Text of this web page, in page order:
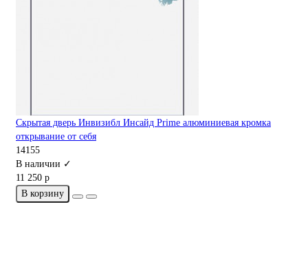
Скрытая дверь Инвизибл Инсайд Prime алюминиевая кромка
открывание от себя
14155
В наличии ✓
11 250 р
В корзину